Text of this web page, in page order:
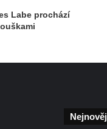
Labe prochází